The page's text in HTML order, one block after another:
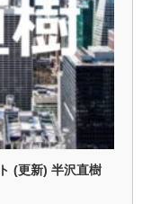
(更新) 半沢直樹